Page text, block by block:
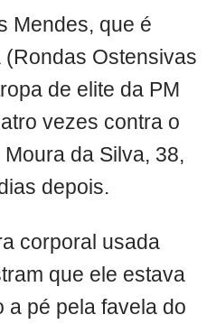
Mendes, que é
Ostensivas
de elite da PM
vezes contra o
da Silva, 38,
depois.
corporal usada
que ele estava
a pé pela favela do